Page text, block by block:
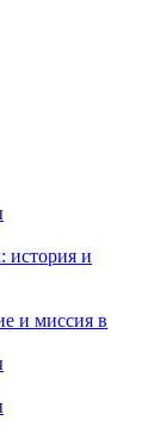
история и
и миссия в